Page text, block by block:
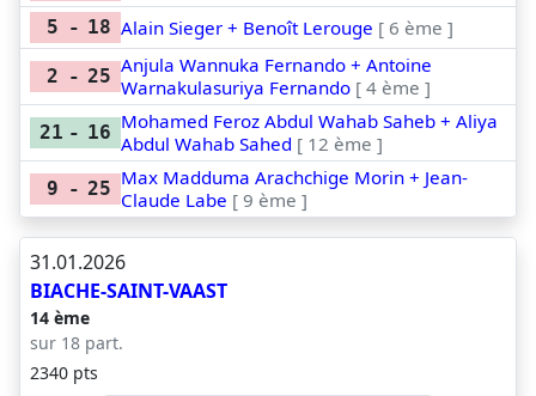
5 - 18 Alain Sieger + Benoît Lerouge [ 6 ème ]
2 - 25 Anjula Wannuka Fernando + Antoine
Warnakulasuriya Fernando [ 4 ème ]
21 - 16 Mohamed Feroz Abdul Wahab Saheb + Aliya
Abdul Wahab Sahed [ 12 ème ]
9 - 25 Max Madduma Arachchige Morin + Jean-
Claude Labe [ 9 ème ]
31.01.2026
BIACHE-SAINT-VAAST
14 ème
sur 18 part.
2340 pts